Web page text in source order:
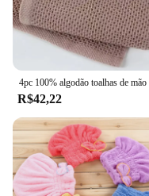
R$42,22